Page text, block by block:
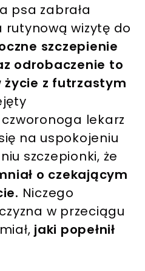
psa zabrała
wizytę do
szczepienie
odrobaczenie to
z futrzastym
lekarz
na uspokojeniu
szczepionki, że
o czekającym
Niczego
w przeciągu
jaki popełnił